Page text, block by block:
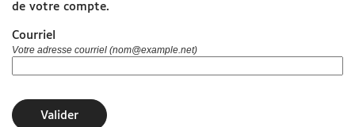
de votre compte.
Courriel
Votre adresse courriel (nom@example.net)
Valider